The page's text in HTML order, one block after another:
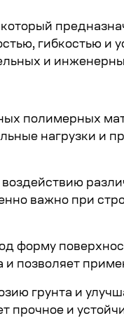
гибкостью и
и
полимерных
нагрузки и
важно при
форму
позволяет
грунта и
прочное и